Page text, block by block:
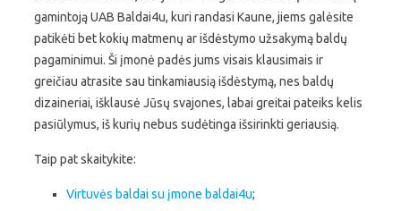
gamintoją UAB Baldai4u, kuri randasi Kaune, jiems galėsite
patikėti bet kokių matmenų ar išdėstymo užsakymą baldų
pagaminimui. Ši įmonė padės jums visais klausimais ir
greičiau atrasite sau tinkamiausią išdėstymą, nes baldų
dizaineriai, išklausė Jūsų svajones, labai greitai pateiks kelis
pasiūlymus, iš kurių nebus sudėtinga išsirinkti geriausią.
Taip pat skaitykite:
Virtuvės baldai su įmone baldai4u;